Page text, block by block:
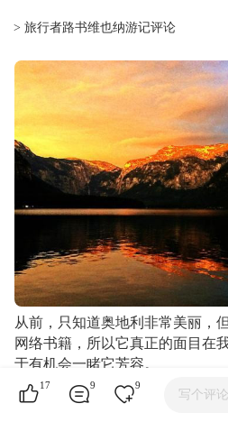
> 旅行者路书维也纳游记评论
从前，只知道奥地利非常美丽，
网络书籍，所以它真正的面目在
于有机会一睹它芳容。
我问当地人，这里什么地方最值
我说，"哈尔施塔特镇"是人间天
17 9 9
写个评